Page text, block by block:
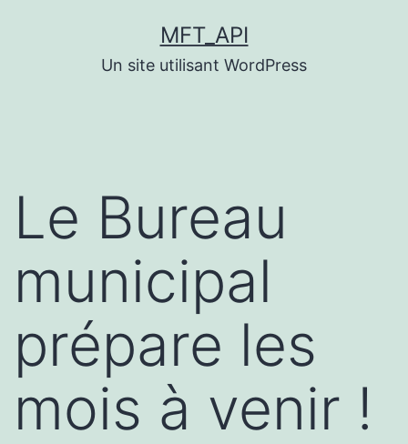
MFT_API
Un site utilisant WordPress
Le Bureau
municipal
prépare les
mois à venir !